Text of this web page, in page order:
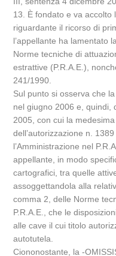
13. È fondato e va accolto
riguardante il ricorso di
l’appellante ha lamentato
Norme tecniche di
estrattive (P.R.A.E.),
241/1990.
Sul punto si osserva che
nel giugno 2006 e, quindi,
2005, con cui la
dell’autorizzazione n.
l’Amministrazione nel
appellante, in modo
cartografici, tra quelle
assoggettandola alla
comma 2, delle Norme
P.R.A.E., che le
alle cave il cui titolo
autotutela.
Ciononostante, la -